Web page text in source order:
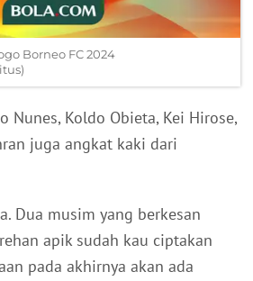
Borneo FC 2024
Nunes, Koldo Obieta, Kei Hirose,
juga angkat kaki dari
Dua musim yang berkesan
apik sudah kau ciptakan
pada akhirnya akan ada